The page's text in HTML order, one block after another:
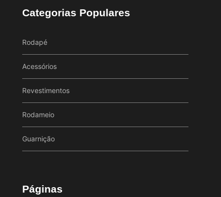
Categorias Populares
Rodapé
Acessórios
Revestimentos
Rodameio
Guarnição
Páginas